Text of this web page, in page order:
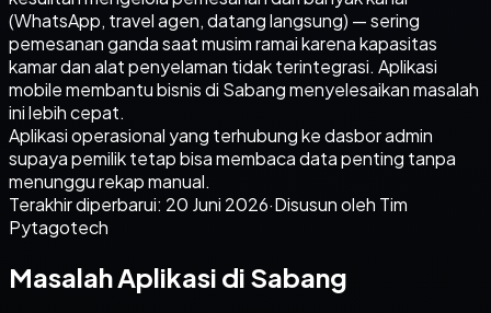
(WhatsApp, travel agen, datang langsung) — sering
pemesanan ganda saat musim ramai karena kapasitas
kamar dan alat penyelaman tidak terintegrasi. Aplikasi
mobile membantu bisnis di Sabang menyelesaikan masalah
ini lebih cepat.
Aplikasi operasional yang terhubung ke dasbor admin
supaya pemilik tetap bisa membaca data penting tanpa
menunggu rekap manual.
Terakhir diperbarui: 20 Juni 2026·Disusun oleh Tim
Pytagotech
Masalah Aplikasi di Sabang